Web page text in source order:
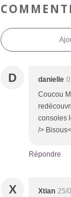
D danielle
Coucou
consoles
/>
Répondre
X Xtian 25/